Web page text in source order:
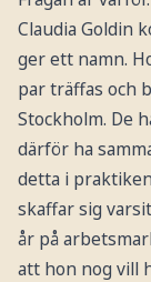
Claudia Goldin
ger ett namn.
par träffas och
Stockholm. De
därför ha
detta i
skaffar sig
år på
att hon nog vill